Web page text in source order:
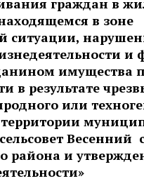
граждан в
в зоне
ситуации,
и
имущества
в результате
или
Весенний
района и